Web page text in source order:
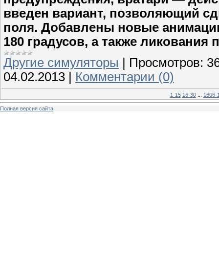
введен вариант, позволяющий
поля. Добавлены новые
180 градусов, а также ликования
Другие симуляторы
Просмотров:
04.02.2013
Комментарии (0)
1-15 16-30 1606-
Полная версия сайта